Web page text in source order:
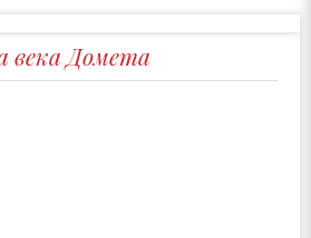
века Домета